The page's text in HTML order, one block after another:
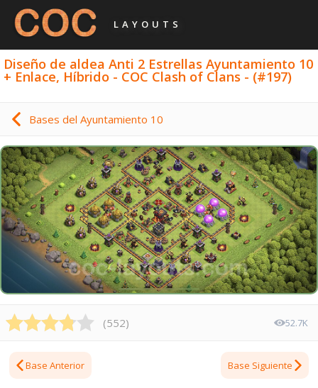
LAYOUTS
Diseño de aldea Anti 2 Estrellas Ayuntamiento 10
+ Enlace, Híbrido - COC Clash of Clans - (#197)
Bases del Ayuntamiento 10
(552) 52.7K
Base Anterior Base Siguiente